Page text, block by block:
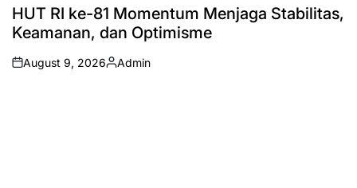
INHUT RI ke-81 Momentum Menjaga Stabilitas,
Keamanan, dan Optimisme
on
August 9, 2026
Posted
Admin